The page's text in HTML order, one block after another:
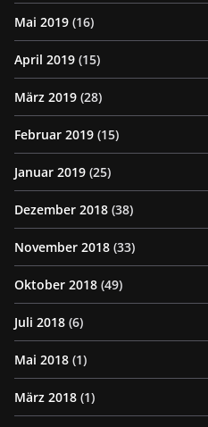
Mai 2019 (16)
April 2019 (15)
März 2019 (28)
Februar 2019 (15)
Januar 2019 (25)
Dezember 2018 (38)
November 2018 (33)
Oktober 2018 (49)
Juli 2018 (6)
Mai 2018 (1)
März 2018 (1)